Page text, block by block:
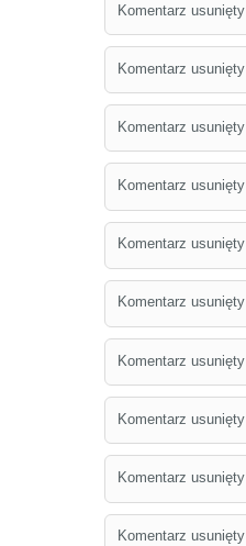
Komentarz usunięty
Komentarz usunięty
Komentarz usunięty
Komentarz usunięty
Komentarz usunięty
Komentarz usunięty
Komentarz usunięty
Komentarz usunięty
Komentarz usunięty
Komentarz usunięty